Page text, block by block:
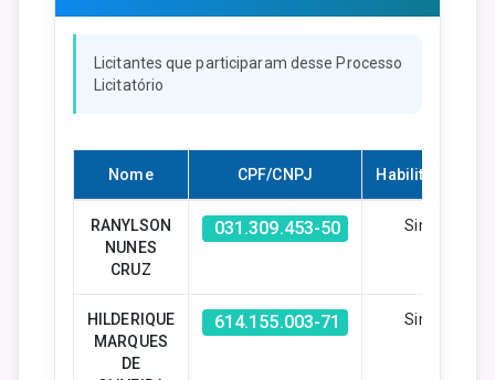
Licitantes que participaram desse Processo
Licitatório
Nome CPF/CNPJ Habilitado?
RANYLSON
NUNES
CRUZ
031.309.453-50 Sim
HILDERIQUE
MARQUES
DE
614.155.003-71 Sim